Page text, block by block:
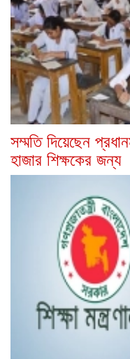
সম্মতি দিয়েছেন
হাজার শিক্ষকের জন্য